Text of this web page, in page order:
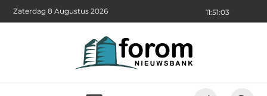
11:51:04
Zaterdag 8 Augustus 2026